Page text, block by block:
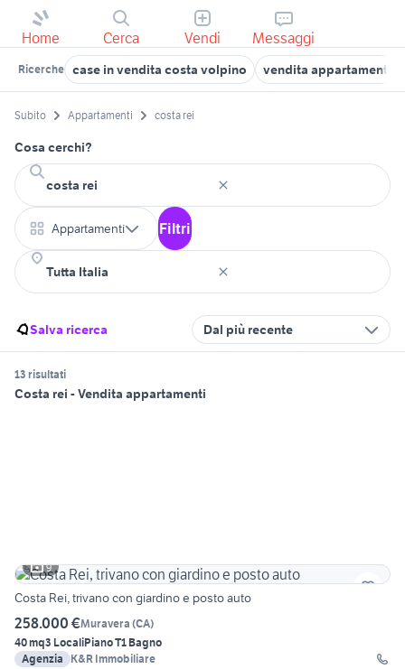
Home Cerca Vendi Messaggi
Ricerche case in vendita costa volpino vendita appartamenti
Subito Appartamenti costa rei
Cosa cerchi?
Appartamenti Filtri
Salva ricerca Dal più recente
13 risultati
Costa rei - Vendita appartamenti
9
Costa Rei, trivano con giardino e posto auto
258.000 €Muravera (CA)
40 mq3 LocaliPiano T1 Bagno
Agenzia
K&R Immobiliare